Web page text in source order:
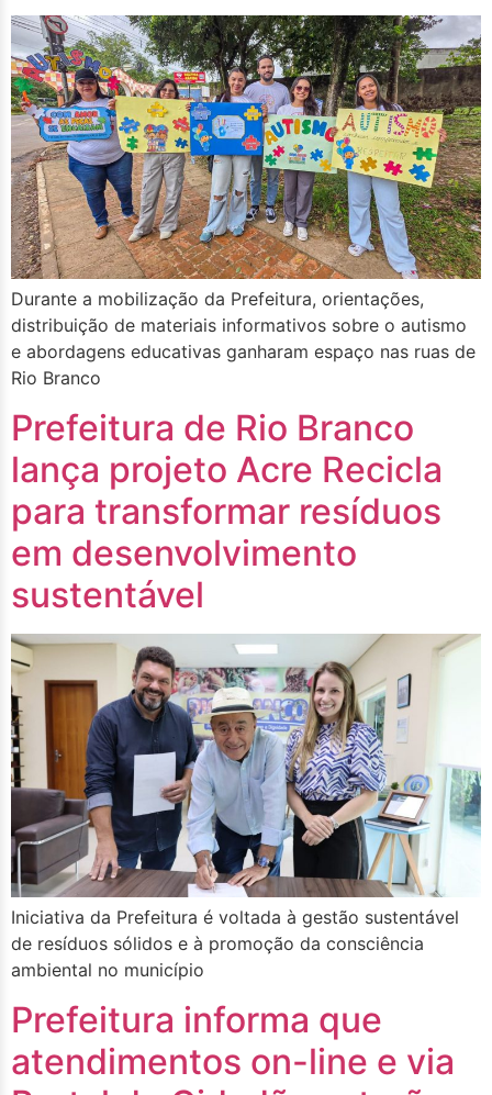
Durante a mobilização da Prefeitura, orientações,
distribuição de materiais informativos sobre o autismo
e abordagens educativas ganharam espaço nas ruas de
Rio Branco
Prefeitura de Rio Branco
lança projeto Acre Recicla
para transformar resíduos
em desenvolvimento
sustentável
Iniciativa da Prefeitura é voltada à gestão sustentável
de resíduos sólidos e à promoção da consciência
ambiental no município
Prefeitura informa que
atendimentos on-line e via